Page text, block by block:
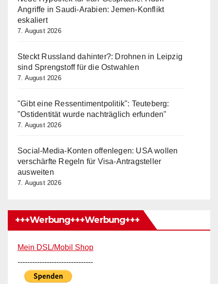
Angriffe in Saudi-Arabien: Jemen-Konflikt
eskaliert
7. August 2026
Steckt Russland dahinter?: Drohnen in Leipzig
sind Sprengstoff für die Ostwahlen
7. August 2026
"Gibt eine Ressentimentpolitik": Teuteberg:
"Ostidentität wurde nachträglich erfunden"
7. August 2026
Social-Media-Konten offenlegen: USA wollen
verschärfte Regeln für Visa-Antragsteller
ausweiten
7. August 2026
+++Werbung+++Werbung+++
Mein DSL/Mobil Shop
-------------------------------